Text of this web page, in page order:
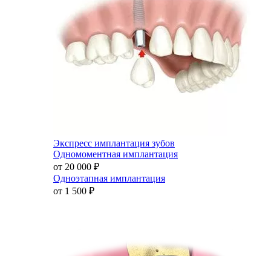
Экспресс имплантация зубов
Одномоментная имплантация
от 20 000 ₽
Одноэтапная имплантация
от 1 500 ₽